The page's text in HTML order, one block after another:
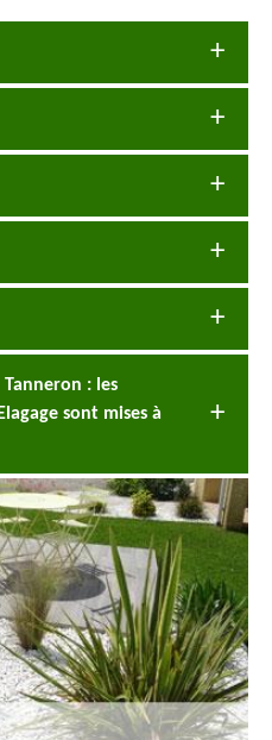
: les
sont mises à